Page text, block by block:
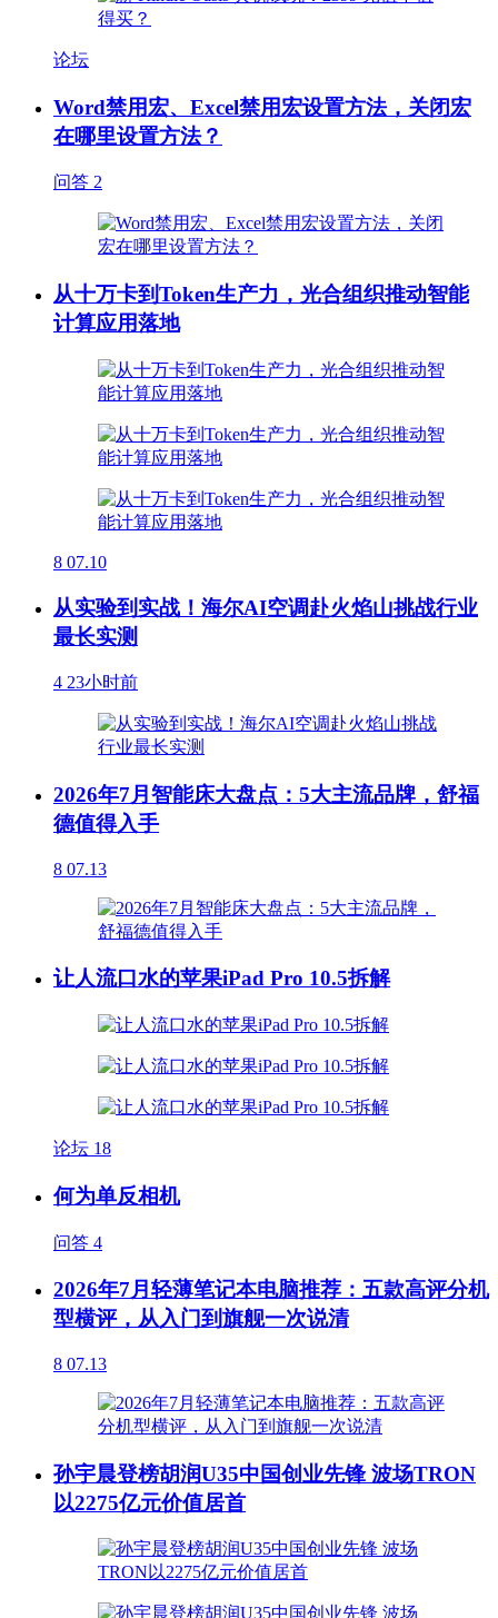
论坛
Word禁用宏、Excel禁用宏设置方法，关闭宏
在哪里设置方法？
问答 2
从十万卡到Token生产力，光合组织推动智能
计算应用落地
8 07.10
从实验到实战！海尔AI空调赴火焰山挑战行业
最长实测
4 23小时前
2026年7月智能床大盘点：5大主流品牌，舒福
德值得入手
8 07.13
让人流口水的苹果iPad Pro 10.5拆解
论坛 18
何为单反相机
问答 4
2026年7月轻薄笔记本电脑推荐：五款高评分机
型横评，从入门到旗舰一次说清
8 07.13
孙宇晨登榜胡润U35中国创业先锋 波场TRON
以2275亿元价值居首